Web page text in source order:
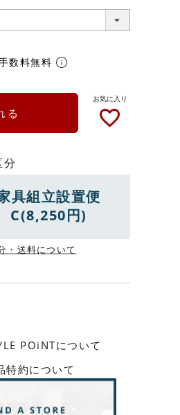
数料無料
る
分
具組立設置便
C(8,250円)
・送料について
POiNTについて
特約について